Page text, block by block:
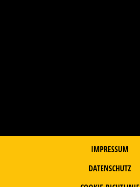
IMPRESSUM
DATENSCHUTZ